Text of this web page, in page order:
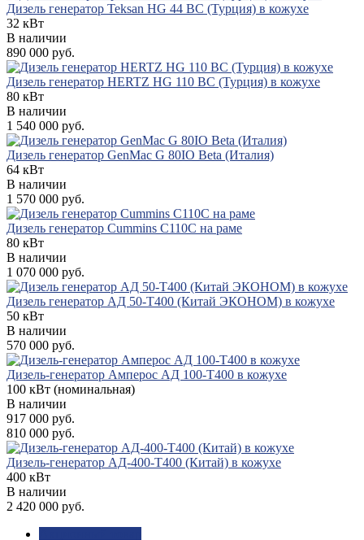
Дизель генератор Teksan HG 44 BC (Турция) в кожухе
32 кВт
В наличии
890 000 руб.
Дизель генератор HERTZ HG 110 BC (Турция) в кожухе
80 кВт
В наличии
1 540 000 руб.
Дизель генератор GenMac G 80IO Beta (Италия)
64 кВт
В наличии
1 570 000 руб.
Дизель генератор Cummins C110C на раме
80 кВт
В наличии
1 070 000 руб.
Дизель генератор АД 50-Т400 (Китай ЭКОНОМ) в кожухе
50 кВт
В наличии
570 000 руб.
Дизель-генератор Амперос АД 100-Т400 в кожухе
100 кВт (номинальная)
В наличии
917 000 руб.
810 000 руб.
Дизель-генератор АД-400-Т400 (Китай) в кожухе
400 кВт
В наличии
2 420 000 руб.